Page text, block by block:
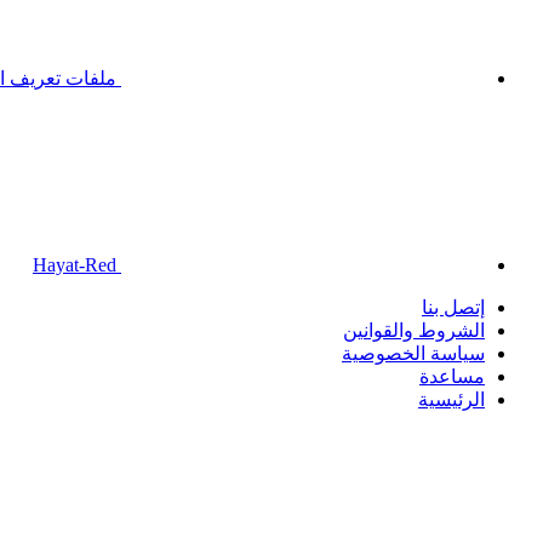
ملفات تعريف
إتصل بنا
الشروط والقوانين
سياسة الخصوصية
مساعدة
الرئيسية